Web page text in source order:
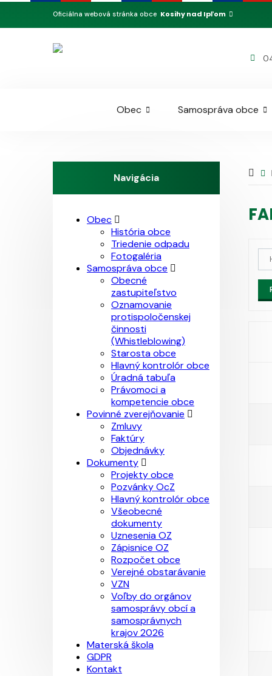
Oficiálna webová stránka obce Kosihy nad Ipľom
Obec Samospráva obce
Navigácia
Obec
História obce
Triedenie odpadu
Fotogaléria
Samospráva obce
Obecné
zastupiteľstvo
Oznamovanie
protispoločenskej
činnosti
(Whistleblowing)
Starosta obce
Hlavný kontrolór obce
Úradná tabuľa
Právomoci a
kompetencie obce
Povinné zverejňovanie
Zmluvy
Faktúry
Objednávky
Dokumenty
Projekty obce
Pozvánky OcZ
Hlavný kontrolór obce
Všeobecné
dokumenty
Uznesenia OZ
Zápisnice OZ
Rozpočet obce
Verejné obstarávanie
VZN
Voľby do orgánov
samosprávy obcí a
samosprávnych
krajov 2026
Materská škola
GDPR
Kontakt